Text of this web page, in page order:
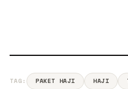
TAG: PAKET HAJI HAJI